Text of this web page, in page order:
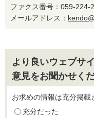
ファクス番号：059-
メールアドレス：
より良いウェブサ
意見をお聞かせく
お求めの情報は充分掲載
充分だった